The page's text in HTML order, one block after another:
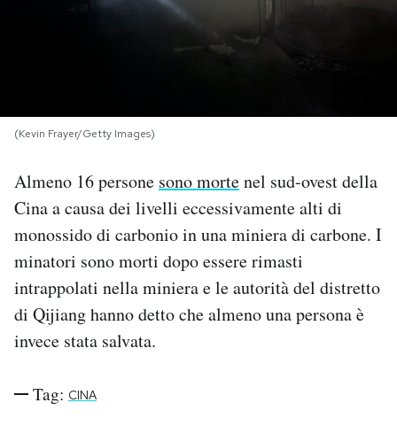
SHOP
CALENDARIO
AREA PERSONALE
Notifiche mobile
(Kevin Frayer/Getty Images)
Almeno 16 persone sono mortenel sud-ovest della
Cina a causa dei livelli eccessivamente alti di
monossido di carbonio in una miniera di carbone. I
minatori sono morti dopo essere rimasti
intrappolati nella miniera e le autorità del distretto
di Qijiang hanno detto che almeno una persona è
invece stata salvata.
Tag: CINA